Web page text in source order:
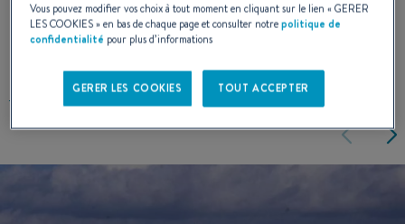
DESIGN EXTERIEUR
Vous pouvez modifier vos choix à tout moment en cliquant sur le lien «GERER
LES COOKIES» en bas de chaque page et consulter notrepolitique de
confidentialité pour plus d’informations
GERER LES COOKIES TOUT ACCEPTER